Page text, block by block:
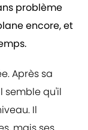
problème
encore, et
Après sa
semble qu'il
Il